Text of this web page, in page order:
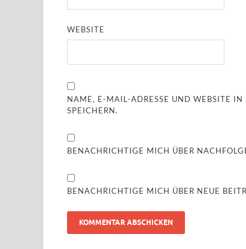
WEBSITE
NAME, E-MAIL-ADRESSE UND WEBSITE
SPEICHERN.
BENACHRICHTIGE MICH ÜBER
BENACHRICHTIGE MICH ÜBER NEUE